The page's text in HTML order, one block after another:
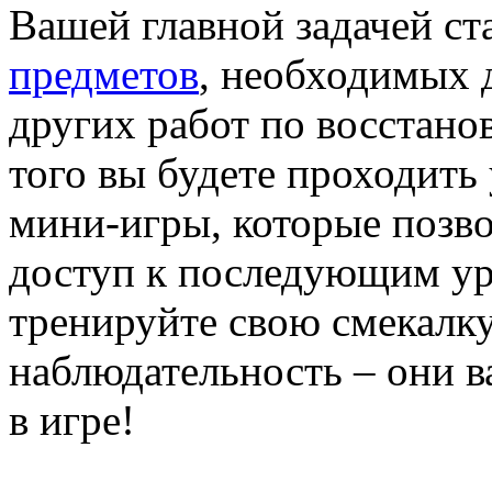
Вашей главной задачей
предметов, необходимых
других работ по
того вы будете проходить
мини-игры, которые
доступ к последующим
тренируйте свою
наблюдательность – они
в игре!